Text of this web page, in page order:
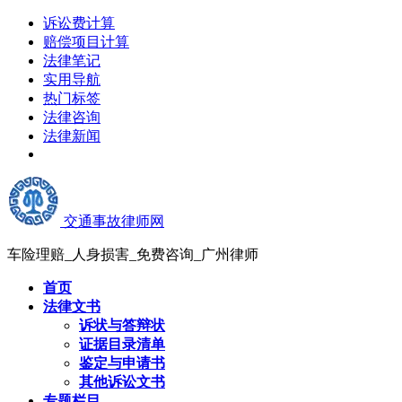
诉讼费计算
赔偿项目计算
法律笔记
实用导航
热门标签
法律咨询
法律新闻
交通事故律师网
车险理赔_人身损害_免费咨询_广州律师
首页
法律文书
诉状与答辩状
证据目录清单
鉴定与申请书
其他诉讼文书